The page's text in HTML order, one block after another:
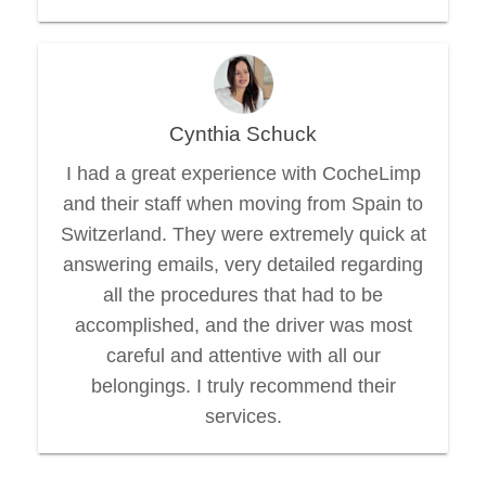
Cynthia Schuck
I had a great experience with CocheLimp
and their staff when moving from Spain to
Switzerland. They were extremely quick at
answering emails, very detailed regarding
all the procedures that had to be
accomplished, and the driver was most
careful and attentive with all our
belongings. I truly recommend their
services.